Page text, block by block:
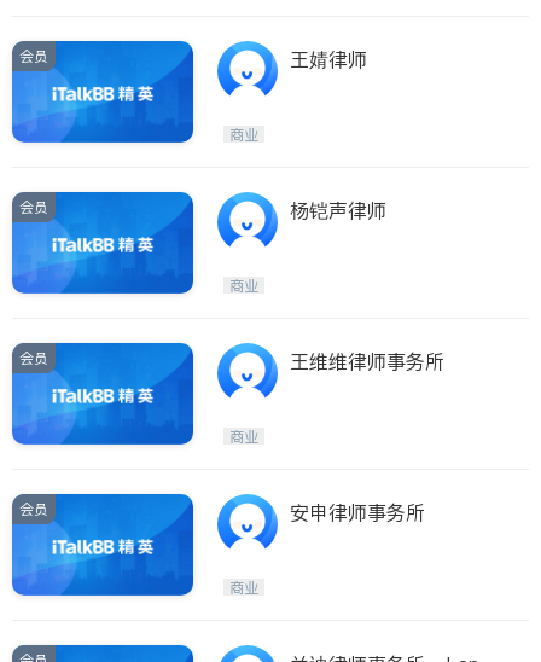
会员 王婧律师
商业
会员 杨铠声律师
商业
会员 王维维律师事务所
商业
会员 安申律师事务所
商业